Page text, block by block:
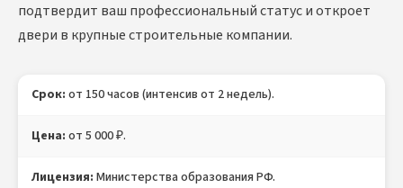
подтвердит ваш профессиональный статус и откроет
двери в крупные строительные компании.
Срок: от 150 часов (интенсив от 2 недель).
Цена: от 5 000 ₽.
Лицензия: Министерства образования РФ.